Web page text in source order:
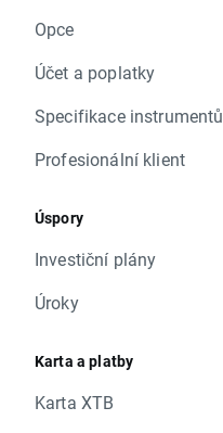
Opce
Účet a poplatky
Specifikace instrumentů
Profesionální klient
Úspory
Investiční plány
Úroky
Karta a platby
Karta XTB